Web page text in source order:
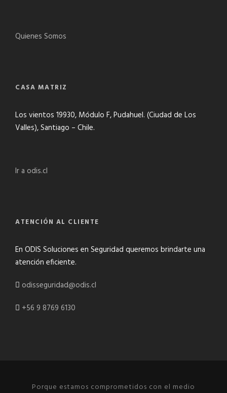
Quienes Somos
CASA MATRIZ
Los vientos 19930, Módulo F, Pudahuel. (Ciudad de Los
Valles), Santiago – Chile.
Ir a odis.cl
ATENCIÓN AL CLIENTE
En ODIS Soluciones en Seguridad queremos brindarte una
atención eficiente.
odisseguridad@odis.cl
+56 9 8769 6130
Porque estamos comprometidos con el medio